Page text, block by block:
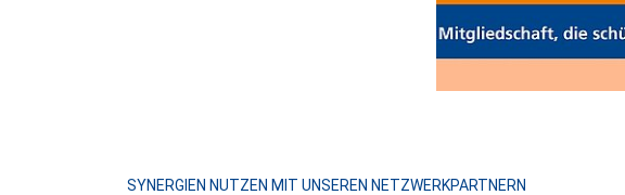
SYNERGIEN NUTZEN MIT UNSEREN NETZWERKPARTNERN